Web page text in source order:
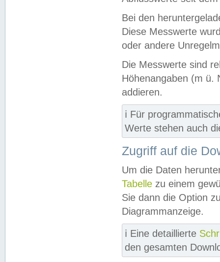
Bei den
Diese Messwerte
oder andere
Die Messwerte sind
Höhenangaben (m ü.
addieren.
ℹ️ Für
Werte stehen auch
Zugriff auf die
Um die Daten
Tabelle zu einem
Sie dann die Option
Diagrammanzeige.
ℹ️ Eine detaillierte
den gesamten